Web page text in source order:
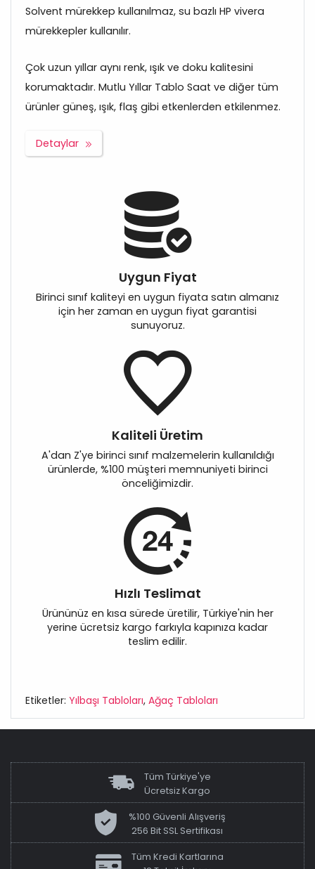
Solvent mürekkep kullanılmaz, su bazlı HP vivera
mürekkepler kullanılır.
Çok uzun yıllar aynı renk, ışık ve doku kalitesini
korumaktadır. Mutlu Yıllar Tablo Saat ve diğer tüm
ürünler güneş, ışık, flaş gibi etkenlerden etkilenmez.
Detaylar
Uygun Fiyat
Birinci sınıf kaliteyi en uygun fiyata satın almanız
için her zaman en uygun fiyat garantisi
sunuyoruz.
Kaliteli Üretim
A'dan Z'ye birinci sınıf malzemelerin kullanıldığı
ürünlerde, %100 müşteri memnuniyeti birinci
önceliğimizdir.
Hızlı Teslimat
Ürününüz en kısa sürede üretilir, Türkiye'nin her
yerine ücretsiz kargo farkıyla kapınıza kadar
teslim edilir.
Etiketler: Yılbaşı Tabloları, Ağaç Tabloları
Tüm Türkiye'ye
Ücretsiz Kargo
%100 Güvenli Alışveriş
256 Bit SSL Sertifikası
Tüm Kredi Kartlarına